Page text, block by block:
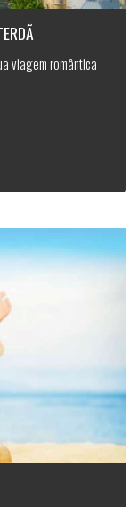
viagem romântica